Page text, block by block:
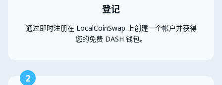
登记
通过即时注册在 LocalCoinSwap 上创建一个帐户并获得
您的免费 DASH 钱包。
2